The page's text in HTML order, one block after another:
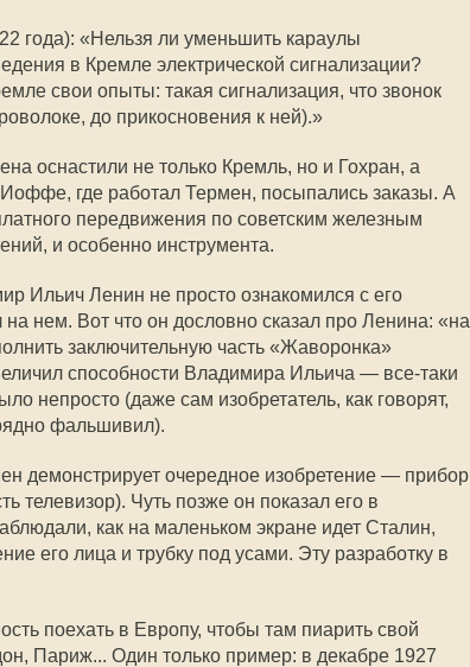
года): «Нельзя ли уменьшить караулы
в Кремле электрической сигнализации?
свои опыты: такая сигнализация, что звонок
до прикосновения к ней).»
оснастили не только Кремль, но и Гохран, а
где работал Термен, посыпались заказы. А
передвижения по советским железным
и особенно инструмента.
Ильич Ленин не просто ознакомился с его
нем. Вот что он дословно сказал про Ленина: «на
заключительную часть «Жаворонка»
способности Владимира Ильича — все-таки
непросто (даже сам изобретатель, как говорят,
фальшивил).
демонстрирует очередное изобретение — прибор
телевизор). Чуть позже он показал его в
как на маленьком экране идет Сталин,
его лица и трубку под усами. Эту разработку в
поехать в Европу, чтобы там пиарить свой
Париж... Один только пример: в декабре 1927